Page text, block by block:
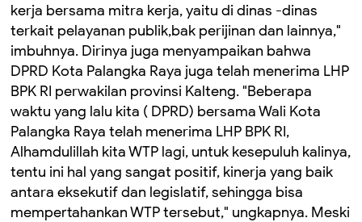
kerja bersama mitra kerja, yaitu di dinas -dinas
terkait pelayanan publik,bak perijinan dan lainnya,"
imbuhnya. Dirinya juga menyampaikan bahwa
DPRD Kota Palangka Raya juga telah menerima LHP
BPK RI perwakilan provinsi Kalteng. "Beberapa
waktu yang lalu kita ( DPRD) bersama Wali Kota
Palangka Raya telah menerima LHP BPK RI,
Alhamdulillah kita WTP lagi, untuk kesepuluh kalinya,
tentu ini hal yang sangat positif, kinerja yang baik
antara eksekutif dan legislatif, sehingga bisa
mempertahankan WTP tersebut," ungkapnya. Meski